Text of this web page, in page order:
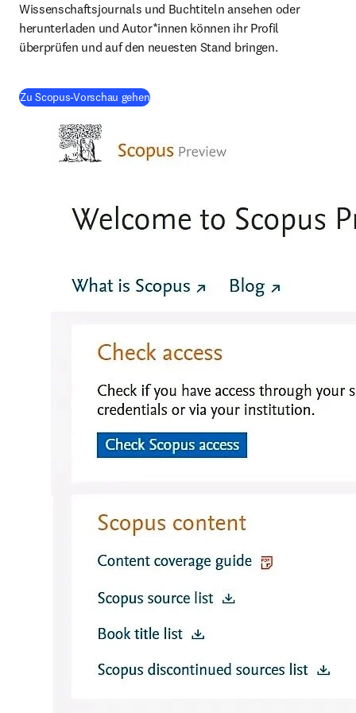
Wissenschaftsjournals und Buchtiteln ansehen oder
herunterladen und Autor*innen können ihr Profil
überprüfen und auf den neuesten Stand bringen.
Zu Scopus-Vorschau gehen(